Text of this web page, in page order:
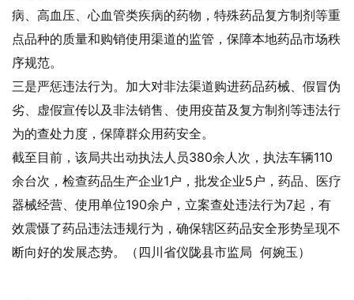
病、高血压、心血管类疾病的药物，特殊药品复方制剂等重
点品种的质量和购销使用渠道的监管，保障本地药品市场秩
序规范。
三是严惩违法行为。加大对非法渠道购进药品药械、假冒伪
劣、虚假宣传以及非法销售、使用疫苗及复方制剂等违法行
为的查处力度，保障群众用药安全。
截至目前，该局共出动执法人员380余人次，执法车辆110
余台次，检查药品生产企业1户，批发企业5户，药品、医疗
器械经营、使用单位190余户，立案查处违法行为7起，有
效震慑了药品违法违规行为，确保辖区药品安全形势呈现不
断向好的发展态势。（四川省仪陇县市监局 何婉玉）